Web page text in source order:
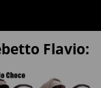
Flavio: